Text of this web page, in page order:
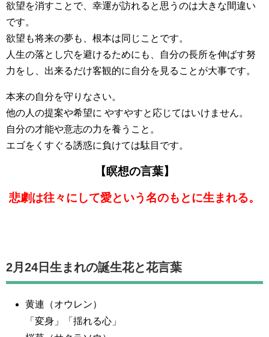
欲望を消すことで、幸運が訪れると思うのは大きな間違い
です。
欲望も将来の夢も、根本は同じことです。
人生の落とし穴を避けるためにも、自分の長所を伸ばす努
力をし、出来るだけ客観的に自分を見ることが大事です。
本来の自分を守りなさい。
他の人の提案や希望に やすやすと応じてはいけません。
自分の才能や意志の力を養うこと。
エゴをくすぐる誘惑に負けては駄目です。
【瞑想の言葉】
悲劇は往々にして愛という名のもとに生まれる。
2月24日生まれの誕生花と花言葉
黄連（オウレン）
「変身」「揺れる心」